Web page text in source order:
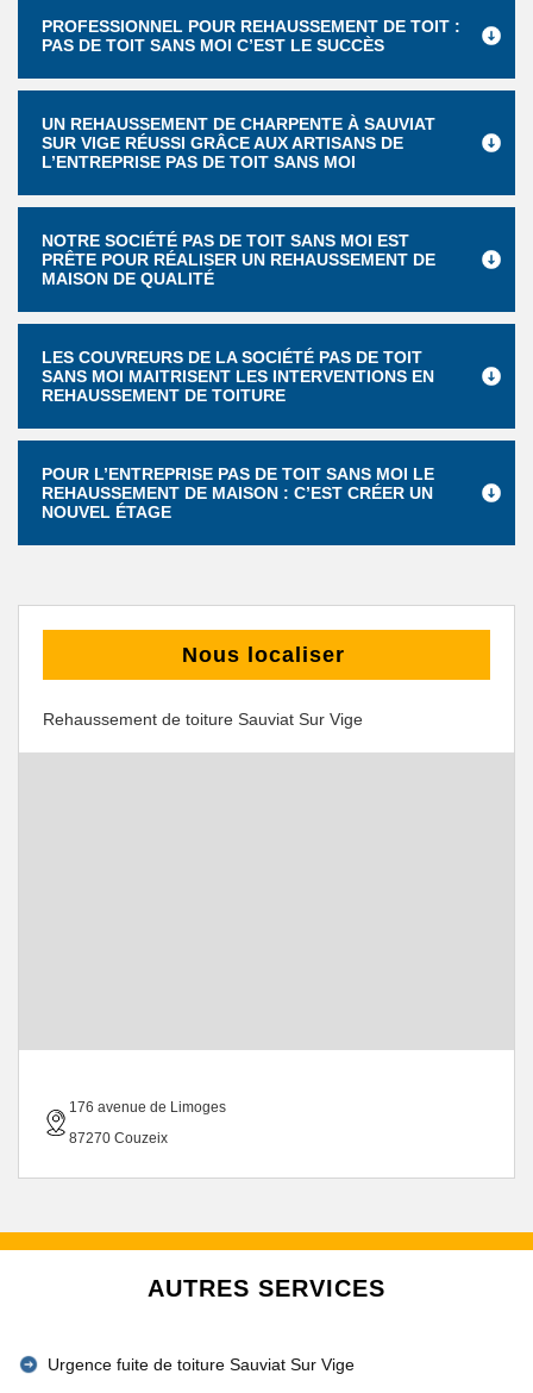
PROFESSIONNEL POUR REHAUSSEMENT DE TOIT :
PAS DE TOIT SANS MOI C’EST LE SUCCÈS
UN REHAUSSEMENT DE CHARPENTE À SAUVIAT
SUR VIGE RÉUSSI GRÂCE AUX ARTISANS DE
L’ENTREPRISE PAS DE TOIT SANS MOI
NOTRE SOCIÉTÉ PAS DE TOIT SANS MOI EST
PRÊTE POUR RÉALISER UN REHAUSSEMENT DE
MAISON DE QUALITÉ
LES COUVREURS DE LA SOCIÉTÉ PAS DE TOIT
SANS MOI MAITRISENT LES INTERVENTIONS EN
REHAUSSEMENT DE TOITURE
POUR L’ENTREPRISE PAS DE TOIT SANS MOI LE
REHAUSSEMENT DE MAISON : C’EST CRÉER UN
NOUVEL ÉTAGE
Nous localiser
Rehaussement de toiture Sauviat Sur Vige
176 avenue de Limoges
87270 Couzeix
AUTRES SERVICES
Urgence fuite de toiture Sauviat Sur Vige